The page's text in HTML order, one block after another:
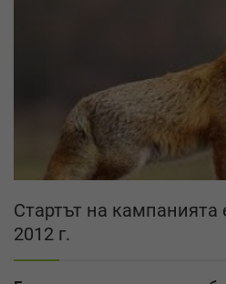
Стартът на кампанията
2012 г.